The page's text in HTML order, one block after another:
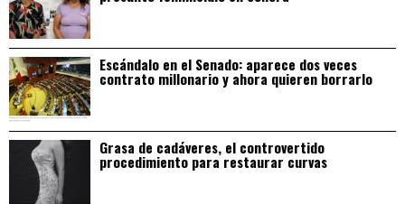
Escándalo en el Senado: aparece dos veces
contrato millonario y ahora quieren borrarlo
Grasa de cadáveres, el controvertido
procedimiento para restaurar curvas